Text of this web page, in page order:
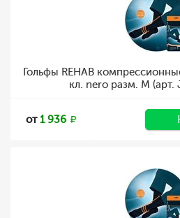
Гольфы REHAB
кл. nero разм. M (арт.
от1 936